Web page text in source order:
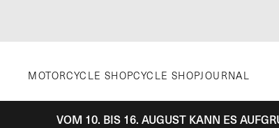
MOTORCYCLE SHOPCYCLE SHOPJOURNAL
VOM 10. BIS 16. AUGUST KANN ES